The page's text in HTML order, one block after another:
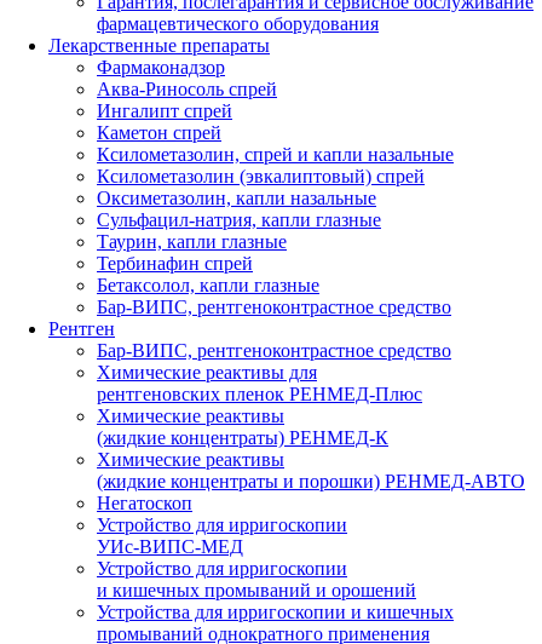
фармацевтического оборудования
Лекарственные препараты
Фармаконадзор
Аква-Риносоль спрей
Ингалипт спрей
Каметон спрей
Ксилометазолин, спрей и капли назальные
Ксилометазолин (эвкалиптовый) спрей
Оксиметазолин, капли назальные
Сульфацил-натрия, капли глазные
Таурин, капли глазные
Тербинафин спрей
Бетаксолол, капли глазные
Бар-ВИПС, рентгеноконтрастное средство
Рентген
Бар-ВИПС, рентгеноконтрастное средство
Химические реактивы для
рентгеновских пленок РЕНМЕД-Плюс
Химические реактивы
(жидкие концентраты) РЕНМЕД-К
Химические реактивы
(жидкие концентраты и порошки) РЕНМЕД-АВТО
Негатоскоп
Устройство для ирригоскопии
УИс-ВИПС-МЕД
Устройство для ирригоскопии
и кишечных промываний и орошений
Устройства для ирригоскопии и кишечных
промываний однократного применения